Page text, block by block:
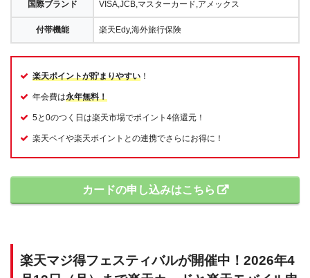
国際ブランド VISA,JCB,マスターカード,アメックス
付帯機能 楽天Edy,海外旅行保険
楽天ポイントが貯まりやすい ！
年会費は永年無料！
5と0のつく日は楽天市場でポイント4倍還元！
楽天ペイや楽天ポイントとの連携でさらにお得に！
カードの申し込みはこちら
楽天マジ得フェスティバルが開催中！2026年4